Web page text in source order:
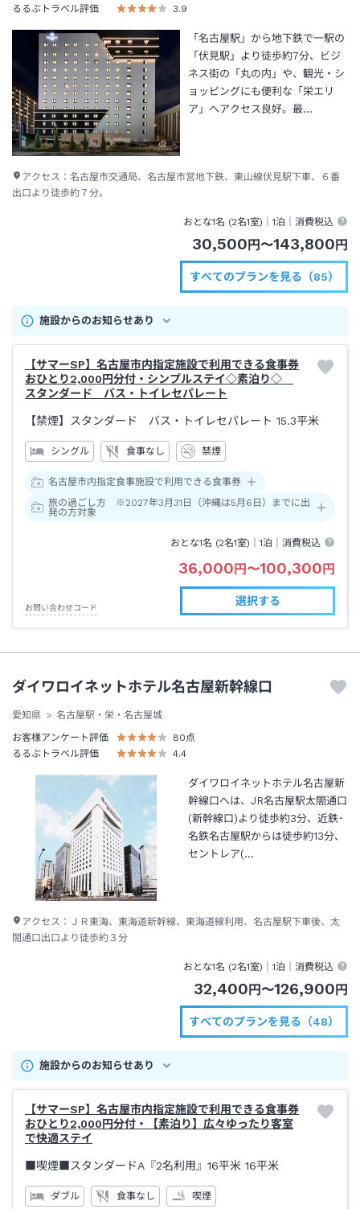
るるぶトラベル評価
3.9
「名古屋駅」から地下鉄で一駅の
「伏見駅」より徒歩約7分、ビジ
ネス街の「丸の内」や、観光・シ
ョッピングにも便利な「栄エリ
ア」へアクセス良好。最…
アクセス： 名古屋市交通局、名古屋市営地下鉄、東山線伏見駅下車、６番
出口より徒歩約７分。
おとな1名 (2名1室)｜1泊 ｜消費税込
30,500円〜143,800円
すべてのプランを見る（85）
施設からのお知らせあり
【サマーSP】名古屋市内指定施設で利用できる食事券
おひとり2,000円分付・シンプルステイ◇素泊り◇
スタンダード バス・トイレセパレート
【禁煙】スタンダード バス・トイレセパレート 15.3平米
シングル 食事なし 禁煙
名古屋市内指定食事施設で利用できる食事券
旅の過ごし方 ※2027年3月31日（沖縄は5月6日）までに出
発の方対象
おとな1名 (2名1室)｜1泊 ｜消費税込
36,000円〜100,300円
お問い合わせコード
選択する
ダイワロイネットホテル名古屋新幹線口
愛知県
名古屋駅・栄・名古屋城
お客様アンケート評価
80点
るるぶトラベル評価
4.4
ダイワロイネットホテル名古屋新
幹線口へは、JR名古屋駅太閤通口
(新幹線口)より徒歩約3分、近鉄･
名鉄名古屋駅からは徒歩約13分、
セントレア(…
アクセス： ＪＲ東海、東海道新幹線、東海道線利用、名古屋駅下車後、太
閤通口出口より徒歩約３分
おとな1名 (2名1室)｜1泊 ｜消費税込
32,400円〜126,900円
すべてのプランを見る（48）
施設からのお知らせあり
【サマーSP】名古屋市内指定施設で利用できる食事券
おひとり2,000円分付・【素泊り】広々ゆったり客室
で快適ステイ
■喫煙■スタンダードA『2名利用』16平米 16平米
ダブル 食事なし 喫煙